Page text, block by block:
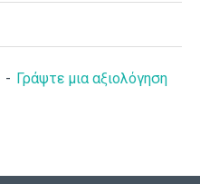
- Γράψτε μια αξιολόγηση